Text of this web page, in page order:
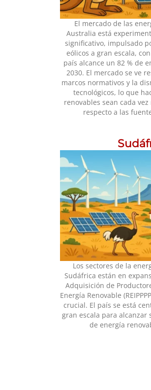
El mercado de las
Australia está
significativo, impulsado
eólicos a gran escala,
país alcance un 82 % de
2030. El mercado se ve
marcos normativos y la
tecnológicos, lo que
renovables sean cada
respecto a las
Los sectores de la
Sudáfrica están en
Adquisición de
Energía Renovable
crucial. El país se está
gran escala para alcanzar
de energía